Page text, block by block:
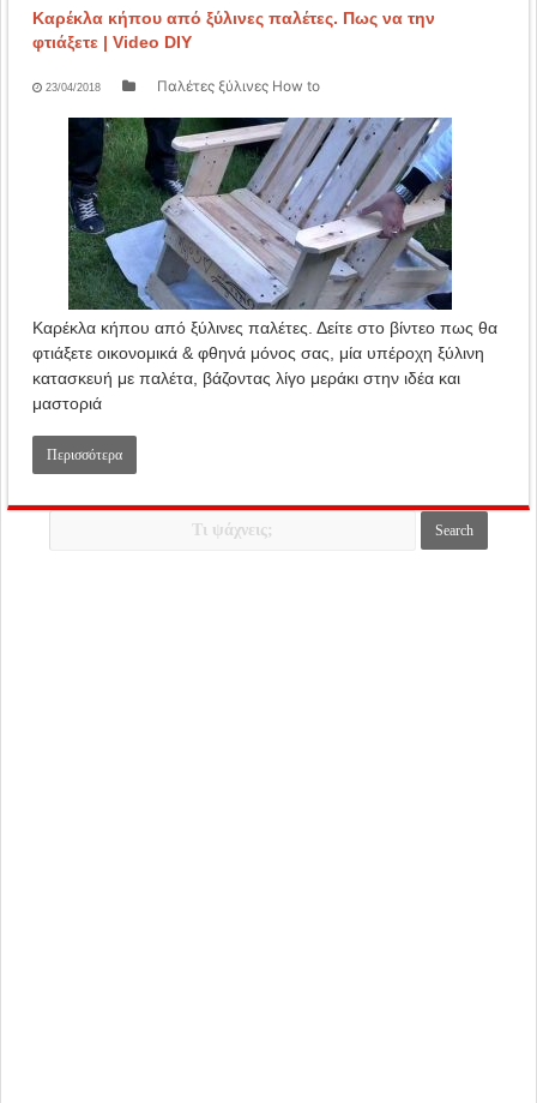
Καρέκλα κήπου από ξύλινες παλέτες. Πως να την
φτιάξετε | Video DIY
23/04/2018 Παλέτες ξύλινες How to
Καρέκλα κήπου από ξύλινες παλέτες. Δείτε στο βίντεο πως θα
φτιάξετε οικονομικά & φθηνά μόνος σας, μία υπέροχη ξύλινη
κατασκευή με παλέτα, βάζοντας λίγο μεράκι στην ιδέα και
μαστοριά
Περισσότερα